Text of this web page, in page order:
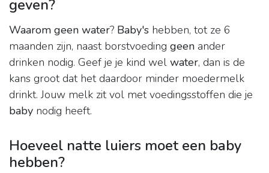
geven?
Waarom geen water? Baby's hebben, tot ze 6
maanden zijn, naast borstvoeding geen ander
drinken nodig. Geef je je kind wel water, dan is de
kans groot dat het daardoor minder moedermelk
drinkt. Jouw melk zit vol met voedingsstoffen die je
baby nodig heeft.
Hoeveel natte luiers moet een baby
hebben?